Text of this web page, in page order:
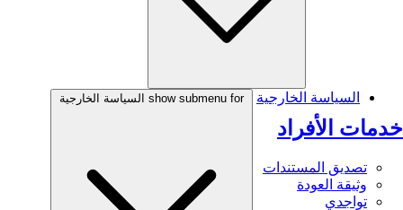
خدمات الأفراد
تصديق المستندات
وثيقة العودة
تواجدي
السياسة الخارجية show submenu for السياسة الخارجية